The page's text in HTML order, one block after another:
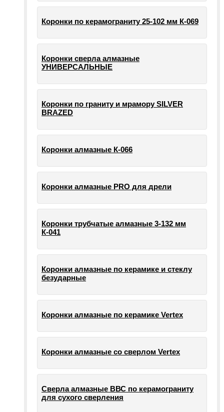
Коронки по керамограниту 25-102 мм К-069
Коронки сверла алмазные
УНИВЕРСАЛЬНЫЕ
Коронки по граниту и мрамору SILVER
BRAZED
Коронки алмазные К-066
Коронки алмазные PRO для дрели
Коронки трубчатые алмазные 3-132 мм
К-041
Коронки алмазные по керамике и стеклу
безударные
Коронки алмазные по керамике Vertex
Коронки алмазные со сверлом Vertex
Сверла алмазные ВВС по керамограниту
для сухого сверления